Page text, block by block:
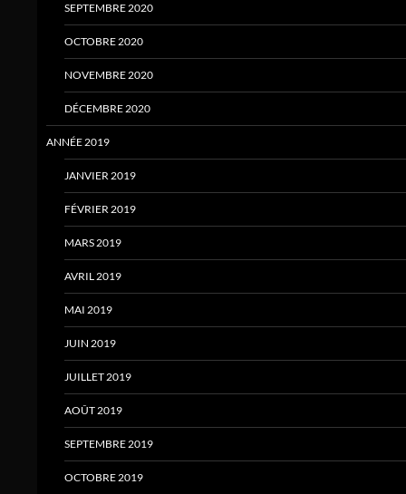
SEPTEMBRE 2020
OCTOBRE 2020
NOVEMBRE 2020
DÉCEMBRE 2020
ANNÉE 2019
JANVIER 2019
FÉVRIER 2019
MARS 2019
AVRIL 2019
MAI 2019
JUIN 2019
JUILLET 2019
AOÛT 2019
SEPTEMBRE 2019
OCTOBRE 2019